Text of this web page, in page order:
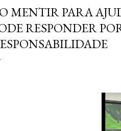
MENTIR PARA
RESPONDER